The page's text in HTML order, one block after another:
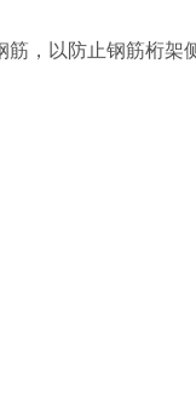
，以防止钢筋桁